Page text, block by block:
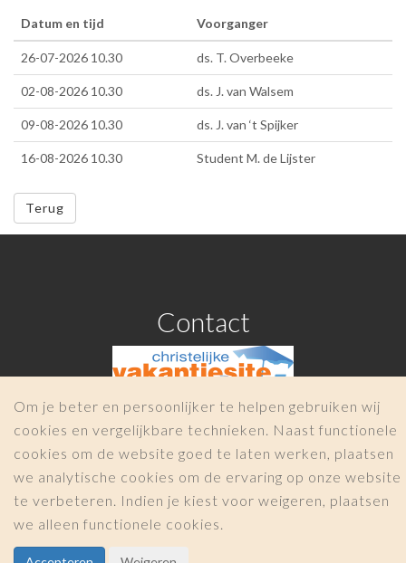
Datum en tijd Voorganger
26-07-2026 10.30 ds. T. Overbeeke
02-08-2026 10.30 ds. J. van Walsem
09-08-2026 10.30 ds. J. van ‘t Spijker
16-08-2026 10.30 Student M. de Lijster
Terug
Contact
info@christelijkevakantiesite.nl
COPYRIGHT 2026 -Christelijkevakantiesite.nl
|
Om je beter en persoonlijker te helpen gebruiken wij
cookies en vergelijkbare technieken. Naast functionele
cookies om de website goed te laten werken, plaatsen
we analytische cookies om de ervaring op onze website
te verbeteren. Indien je kiest voor weigeren, plaatsen
we alleen functionele cookies.